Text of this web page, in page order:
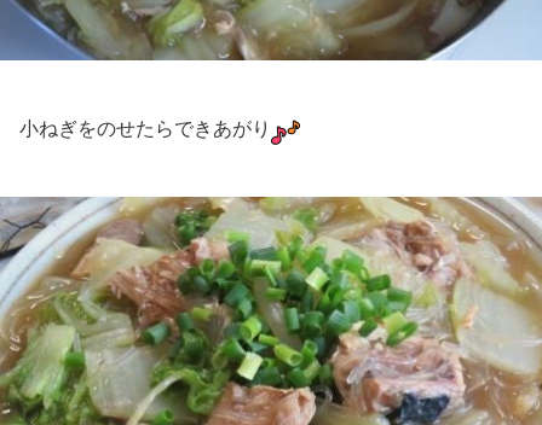
小ねぎをのせたらできあがり